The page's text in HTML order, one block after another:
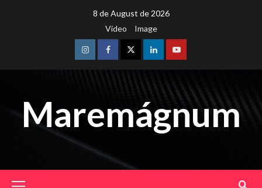
8 de August de 2026
Video
Image
InstagramFacebookTwitterLinkedinYoutube
Maremágnum